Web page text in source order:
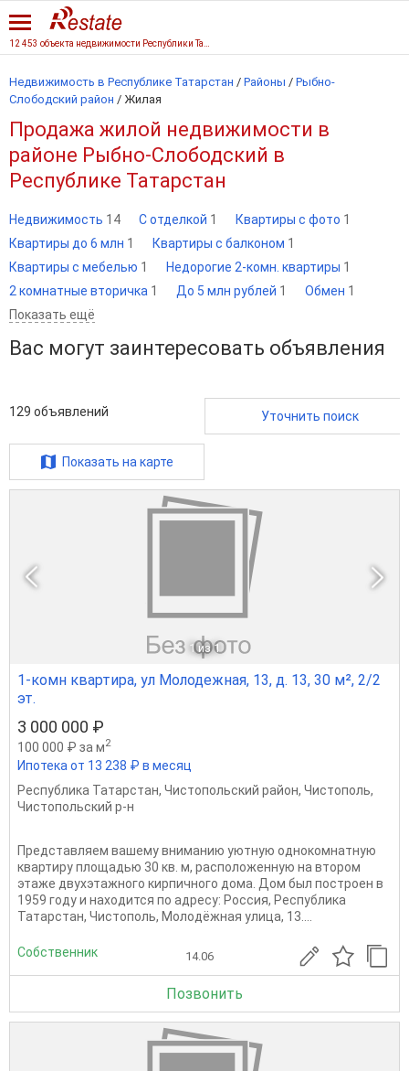
Недвижимость в Республике Татарстан / Районы / Рыбно-
Слободский район / Жилая
Продажа жилой недвижимости в
районе Рыбно-Слободский в
Республике Татарстан
Недвижимость 14 С отделкой 1 Квартиры с фото 1
Квартиры до 6 млн 1 Квартиры с балконом 1
Квартиры с мебелью 1 Недорогие 2-комн. квартиры 1
2 комнатные вторичка 1 До 5 млн рублей 1 Обмен 1
Показать ещё
Вас могут заинтересовать объявления
129 объявлений Уточнить поиск
Показать на карте
1 из 1
1-комн квартира, ул Молодежная, 13, д. 13, 30 м², 2/2
эт.
3 000 000 ₽
100 000 ₽ за м2
Ипотека от 13 238 ₽ в месяц
Республика Татарстан, Чистопольский район, Чистополь,
Чистопольский р-н
Представляем вашему вниманию уютную однокомнатную
квартиру площадью 30 кв. м, расположенную на втором
этаже двухэтажного кирпичного дома. Дом был построен в
1959 году и находится по адресу: Россия, Республика
Татарстан, Чистополь, Молодёжная улица, 13....
Собственник 14.06
Позвонить